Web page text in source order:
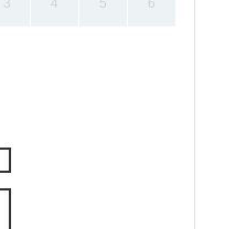
3 4 5 6